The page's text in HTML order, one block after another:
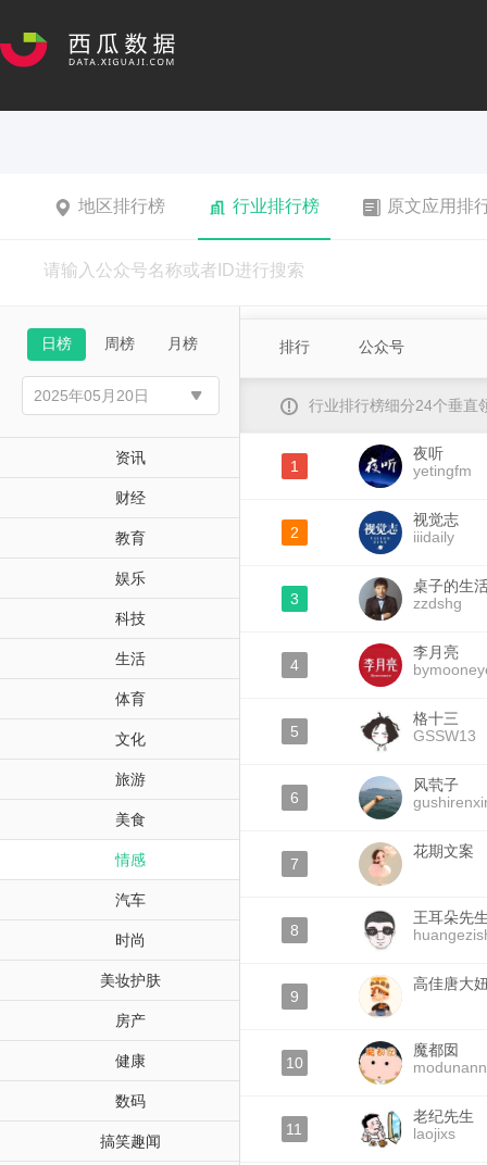
地区排行榜 行业排行榜 原文应用排
日榜 周榜 月榜
资讯
财经
教育
娱乐
科技
生活
体育
文化
旅游
美食
情感
汽车
时尚
美妆护肤
房产
健康
数码
搞笑趣闻
排行 公众号
行业排行榜细分24个垂直
1
夜听
yetingfm
2
视觉志
iiidaily
3
桌子的生
zzdshg
4
李月亮
5
格十三
GSSW13
6
风茕子
7
花期文案
8
王耳朵先
9
高佳唐大
10
魔都囡
modunann
11
老纪先生
laojixs